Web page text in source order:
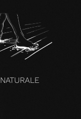
NATURALE